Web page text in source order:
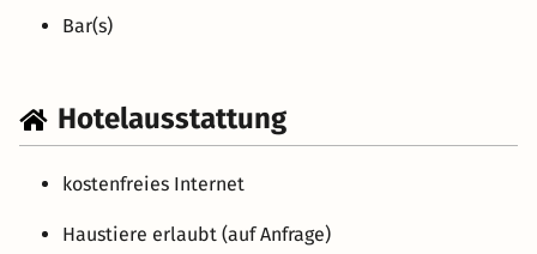
Bar(s)
Hotelausstattung
kostenfreies Internet
Haustiere erlaubt (auf Anfrage)